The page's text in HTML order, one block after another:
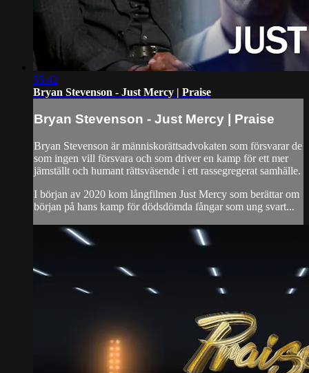
55:42
Bryan Stevenson - Just Mercy | Praise
Bryan Stevenson - Just Mercy | Praise
Bryan Stevenson är människorättsadvokaten som försvarar de
som ingen vill försvara och som driver en kamp för ett mer
jämställt och humant rättsväsende i ett rassegregerat samhälle.
I början av 2020 kom långfilmen Just Mercy som berättar om
början på hans kamp för dödsdömda fångar som ung svart...